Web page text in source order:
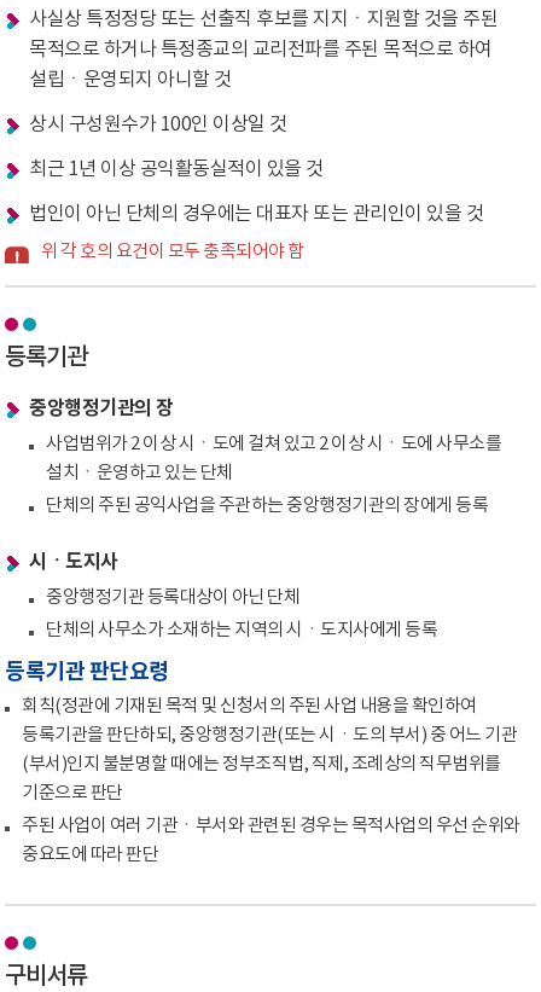
사실상 특정정당 또는 선출직 후보를 지지ㆍ지원할 것을 주된
목적으로 하거나 특정종교의 교리전파를 주된 목적으로 하여
설립ㆍ운영되지 아니할 것
상시 구성원수가 100인 이상일 것
최근 1년 이상 공익활동실적이 있을 것
법인이 아닌 단체의 경우에는 대표자 또는 관리인이 있을 것
위 각 호의 요건이 모두 충족되어야 함
등록기관
중앙행정기관의 장
사업범위가 2 이상 시ㆍ도에 걸쳐 있고 2 이상 시ㆍ도에 사무소를
설치ㆍ운영하고 있는 단체
단체의 주된 공익사업을 주관하는 중앙행정기관의 장에게 등록
시ㆍ도지사
중앙행정기관 등록대상이 아닌 단체
단체의 사무소가 소재하는 지역의 시ㆍ도지사에게 등록
등록기관 판단요령
회칙(정관에 기재된 목적 및 신청서의 주된 사업 내용을 확인하여
등록기관을 판단하되, 중앙행정기관(또는 시ㆍ도의 부서) 중 어느 기관
(부서)인지 불분명할 때에는 정부조직법, 직제, 조례상의 직무범위를
기준으로 판단
주된 사업이 여러 기관ㆍ부서와 관련된 경우는 목적사업의 우선 순위와
중요도에 따라 판단
구비서류